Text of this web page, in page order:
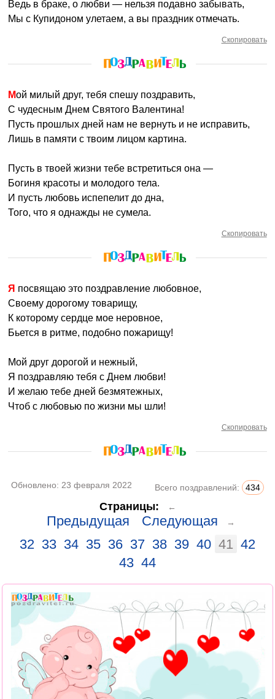
Ведь в браке, о любви — нельзя подавно забывать,
Мы с Купидоном улетаем, а вы праздник отмечать.
Скопировать
Мой милый друг, тебя спешу поздравить,
С чудесным Днем Святого Валентина!
Пусть прошлых дней нам не вернуть и не исправить,
Лишь в памяти с твоим лицом картина.
Пусть в твоей жизни тебе встретиться она —
Богиня красоты и молодого тела.
И пусть любовь испепелит до дна,
Того, что я однажды не сумела.
Скопировать
Я посвящаю это поздравление любовное,
Своему дорогому товарищу,
К которому сердце мое неровное,
Бьется в ритме, подобно пожарищу!
Мой друг дорогой и нежный,
Я поздравляю тебя с Днем любви!
И желаю тебе дней безмятежных,
Чтоб с любовью по жизни мы шли!
Скопировать
Обновлено: 23 февраля 2022 Всего поздравлений: 434
Страницы: ←
Предыдущая Следующая →
32 33 34 35 36 37 38 39 40 41 42
43 44